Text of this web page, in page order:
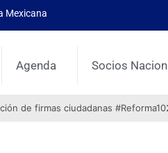
Mexicana
Agenda Socios
de firmas ciudadanas